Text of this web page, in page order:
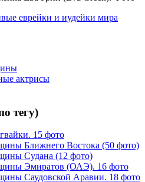
еврейки и иудейки мира
актрисы
тегу)
15 фото
Ближнего Востока (50 фото)
Судана (12 фото)
Эмиратов (ОАЭ). 16 фото
Саудовской Аравии. 18 фото